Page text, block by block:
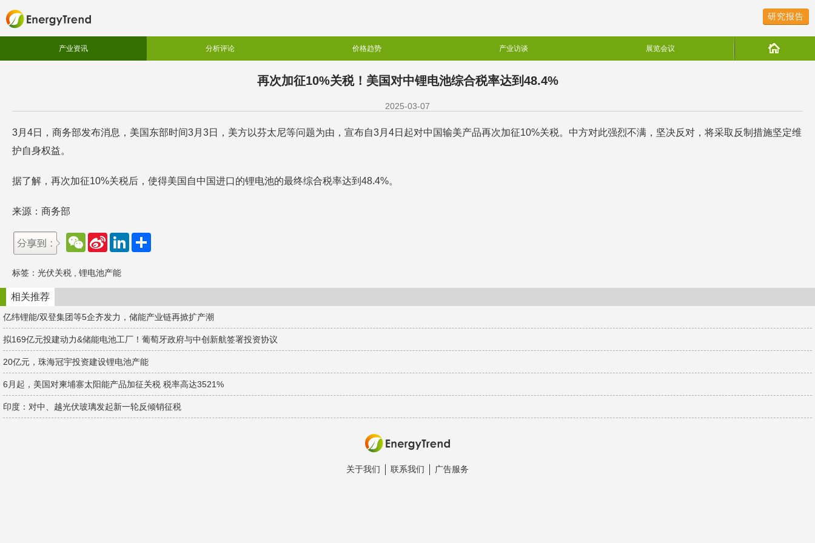
研究报告
产业资讯 分析评论 价格趋势 产业访谈 展览会议
再次加征10%关税！美国对中锂电池综合税率达到48.4%
2025-03-07
3月4日，商务部发布消息，美国东部时间3月3日，美方以芬太尼等问题为由，宣布自3月4日起对中国输美产品再次加征10%关税。中方对此强烈不满，坚决反对，将采取反制措施坚定维
护自身权益。
据了解，再次加征10%关税后，使得美国自中国进口的锂电池的最终综合税率达到48.4%。
来源：商务部
W
e
a
t
S
a
W
e
b
o
L
d
n
标签： 光伏关税 锂电池产能
相关推荐
亿纬锂能/双登集团等5企齐发力，储能产业链再掀扩产潮
拟169亿元投建动力&储能电池工厂！葡萄牙政府与中创新航签署投资协议
20亿元，珠海冠宇投资建设锂电池产能
6月起，美国对柬埔寨太阳能产品加征关税 税率高达3521%
印度：对中、越光伏玻璃发起新一轮反倾销征税
关于我们 联系我们 广告服务